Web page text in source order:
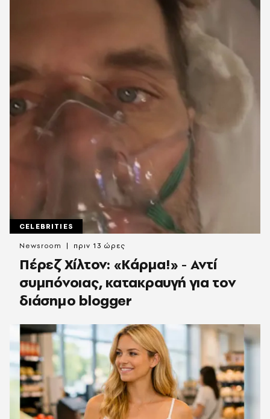
CELEBRITIES
Πέρεζ Χίλτον: «Κάρμα!» - Αντί
συμπόνοιας, κατακραυγή για τον
διάσημο blogger
Newsroom πριν 13 ώρες